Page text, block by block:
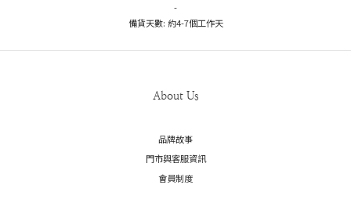
-
備貨天數: 約4-7個工作天
About Us
品牌故事
門市與客服資訊
會員制度